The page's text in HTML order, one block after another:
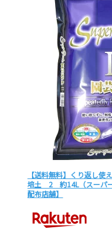
【送料無料】くり返し
培土 2 約14L（スーパ
配布店舗】